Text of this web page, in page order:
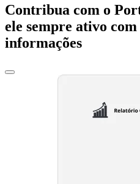
Contribua com o
ele sempre ativo
informações